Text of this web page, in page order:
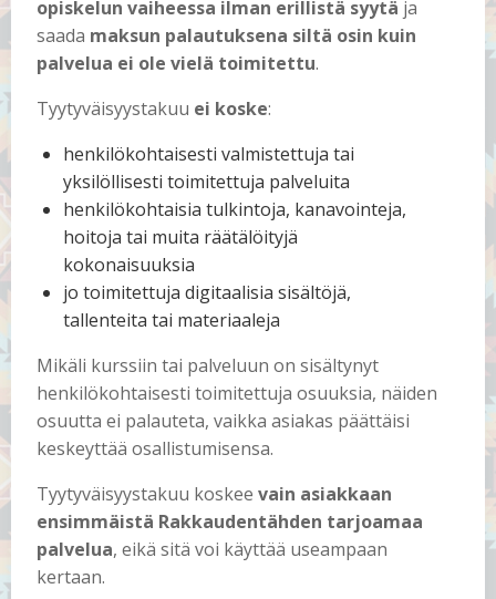
opiskelun vaiheessa ilman erillistä syytä ja
saada maksun palautuksena siltä osin kuin
palvelua ei ole vielä toimitettu.
Tyytyväisyystakuu ei koske:
henkilökohtaisesti valmistettuja tai
yksilöllisesti toimitettuja palveluita
henkilökohtaisia tulkintoja, kanavointeja,
hoitoja tai muita räätälöityjä
kokonaisuuksia
jo toimitettuja digitaalisia sisältöjä,
tallenteita tai materiaaleja
Mikäli kurssiin tai palveluun on sisältynyt
henkilökohtaisesti toimitettuja osuuksia, näiden
osuutta ei palauteta, vaikka asiakas päättäisi
keskeyttää osallistumisensa.
Tyytyväisyystakuu koskee vain asiakkaan
ensimmäistä Rakkaudentähden tarjoamaa
palvelua, eikä sitä voi käyttää useampaan
kertaan.